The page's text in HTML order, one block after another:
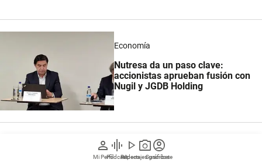
person
Mi Perfil
graphic_eq
Pódcast
play_arrow
Videos
photo_camera
Reportajes gráficos
account_circle
Suscríbete
Economía
Nutresa da un paso clave:
accionistas aprueban fusión con
Nugil y JGDB Holding
En cuanto a los canales de comercialización, el canal